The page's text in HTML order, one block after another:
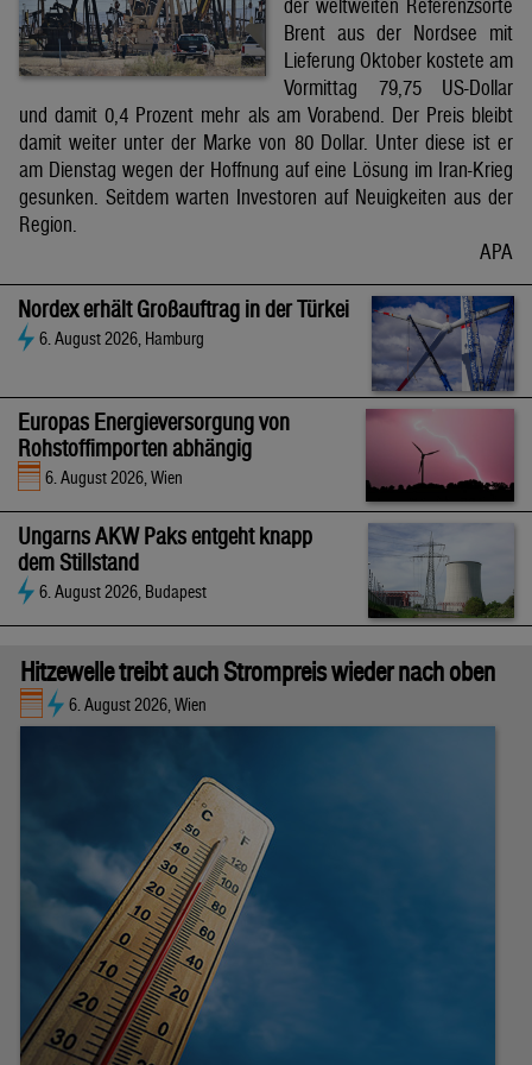
der weltweiten Referenzsorte
Brent aus der Nordsee mit
Lieferung Oktober kostete am
Vormittag 79,75 US-Dollar
und damit 0,4 Prozent mehr als am Vorabend. Der Preis bleibt
damit weiter unter der Marke von 80 Dollar. Unter diese ist er
am Dienstag wegen der Hoffnung auf eine Lösung im Iran-Krieg
gesunken. Seitdem warten Investoren auf Neuigkeiten aus der
Region.
APA
Nordex erhält Großauftrag in der Türkei
6. August 2026, Hamburg
Europas Energieversorgung von
Rohstoffimporten abhängig
6. August 2026, Wien
Ungarns AKW Paks entgeht knapp
dem Stillstand
6. August 2026, Budapest
Hitzewelle treibt auch Strompreis wieder nach oben
6. August 2026, Wien